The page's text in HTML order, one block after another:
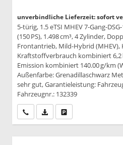
unverbindliche Lieferzeit: sofort
5-türig, 1.5 eTSI MHEV 7-Gang-
(150 PS), 1.498 cm³, 4 Zylinder,
Frontantrieb, Mild-Hybrid (MHEV),
Kraftstoffverbrauch kombiniert 6,2
Emission kombiniert 140.00 g/km
Außenfarbe: Grenadillaschwarz
sehr gut, Garantieleistung:
Fahrzeugnr.: 132339
Wir rufen Sie an
PDF-Datei,